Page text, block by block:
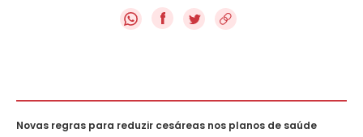
f
Novas regras para reduzir cesáreas nos planos de saúde